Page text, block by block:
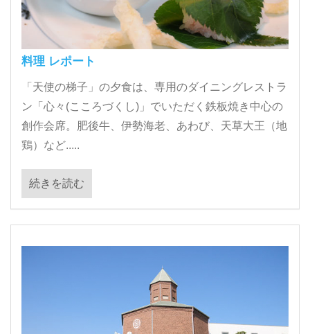
料理 レポート
「天使の梯子」の夕食は、専用のダイニングレストラ
ン「心々(こころづくし)」でいただく鉄板焼き中心の
創作会席。肥後牛、伊勢海老、あわび、天草大王（地
鶏）など.....
続きを読む